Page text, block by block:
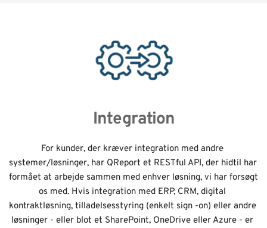
Integration
For kunder, der kræver integration med andre
systemer/løsninger, har QReport et RESTful API, der hidtil har
formået at arbejde sammen med enhver løsning, vi har forsøgt
os med. Hvis integration med ERP, CRM, digital
kontraktløsning, tilladelsesstyring (enkelt sign -on) eller andre
løsninger - eller blot et SharePoint, OneDrive eller Azure - er